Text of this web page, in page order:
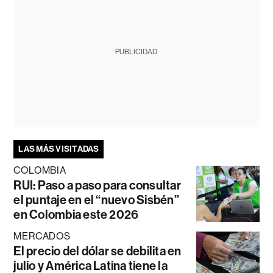
PUBLICIDAD
LAS MÁS VISITADAS
COLOMBIA
RUI: Paso a paso para consultar
el puntaje en el “nuevo Sisbén”
en Colombia este 2026
MERCADOS
El precio del dólar se debilita en
julio y América Latina tiene la